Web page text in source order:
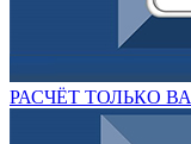
РАСЧЁТ ТОЛЬКО